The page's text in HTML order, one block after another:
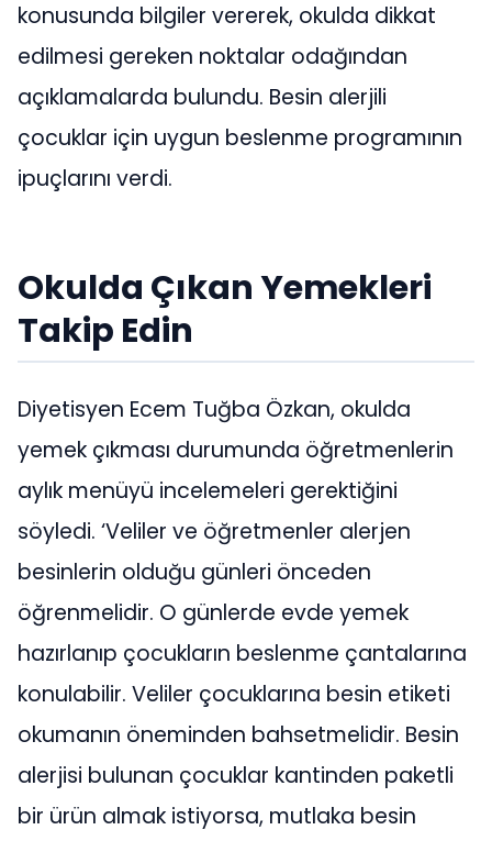
konusunda bilgiler vererek, okulda dikkat
edilmesi gereken noktalar odağından
açıklamalarda bulundu. Besin alerjili
çocuklar için uygun beslenme programının
ipuçlarını verdi.
Okulda Çıkan Yemekleri
Takip Edin
Diyetisyen Ecem Tuğba Özkan, okulda
yemek çıkması durumunda öğretmenlerin
aylık menüyü incelemeleri gerektiğini
söyledi. ‘Veliler ve öğretmenler alerjen
besinlerin olduğu günleri önceden
öğrenmelidir. O günlerde evde yemek
hazırlanıp çocukların beslenme çantalarına
konulabilir. Veliler çocuklarına besin etiketi
okumanın öneminden bahsetmelidir. Besin
alerjisi bulunan çocuklar kantinden paketli
bir ürün almak istiyorsa, mutlaka besin